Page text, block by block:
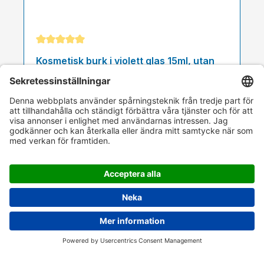
Utsolgd
Genomsnittligt betyg på 5 av 5 stjärnor
Kosmetisk burk i violett glas 15ml, utan
lock
Artikelnr. 103538